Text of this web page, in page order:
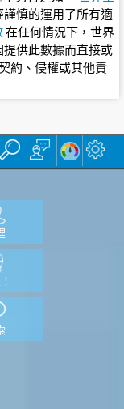
慎的運用了所有適
在任何情況下，世界
供此數據而直接或
約、侵權或其他責